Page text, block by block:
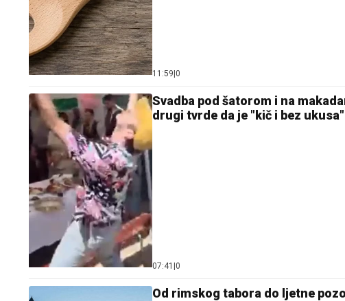
11:59 0
Svadba pod šatorom i na
drugi tvrde da je "kič i bez ukusa"
07:41 0
Od rimskog tabora do ljetne